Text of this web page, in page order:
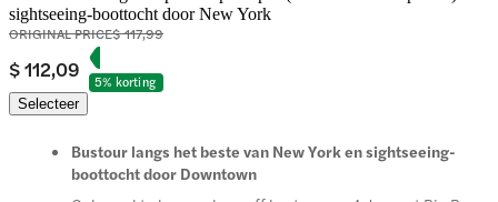
sightseeing-boottocht door New York
ORIGINAL PRICE$ 117,99
$ 112,09
5% korting
Selecteer
Bustour langs het beste van New York en sightseeing-
boottocht door Downtown